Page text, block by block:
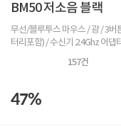
BM50 저소음 블랙
무선/블루투스 마우스 / 광 / 3버
터리포함) / 수신기 2.4Ghz 어댑
157건
47%